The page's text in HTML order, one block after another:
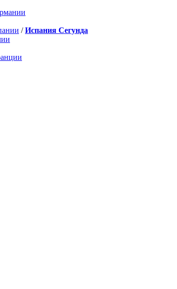
/Испания Сегунда